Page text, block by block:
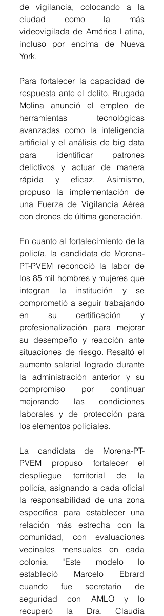
de vigilancia, colocando a la
ciudad como la más
videovigilada de América Latina,
incluso por encima de Nueva
York.
Para fortalecer la capacidad de
respuesta ante el delito, Brugada
Molina anunció el empleo de
herramientas tecnológicas
avanzadas como la inteligencia
artificial y el análisis de big data
para identificar patrones
delictivos y actuar de manera
rápida y eficaz. Asimismo,
propuso la implementación de
una Fuerza de Vigilancia Aérea
con drones de última generación.
En cuanto al fortalecimiento de la
policía, la candidata de Morena-
PT-PVEM reconoció la labor de
los 85 mil hombres y mujeres que
integran la institución y se
comprometió a seguir trabajando
en su certificación y
profesionalización para mejorar
su desempeño y reacción ante
situaciones de riesgo. Resaltó el
aumento salarial logrado durante
la administración anterior y su
compromiso por continuar
mejorando las condiciones
laborales y de protección para
los elementos policiales.
La candidata de Morena-PT-
PVEM propuso fortalecer el
despliegue territorial de la
policía, asignando a cada oficial
la responsabilidad de una zona
específica para establecer una
relación más estrecha con la
comunidad, con evaluaciones
vecinales mensuales en cada
colonia. "Este modelo lo
estableció Marcelo Ebrard
cuando fue secretario de
seguridad con AMLO y lo
recuperó la Dra. Claudia